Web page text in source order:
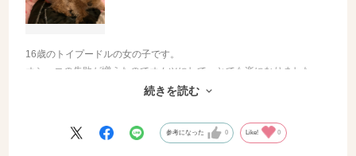
16歳のトイプードルの女の子です。
オシッコの失敗が増えたのでオムツにして、とても楽になりました。
夜と留守番の時は長時間用オムツを使用しています。
続きを読む
参考になった 0 Like! 0